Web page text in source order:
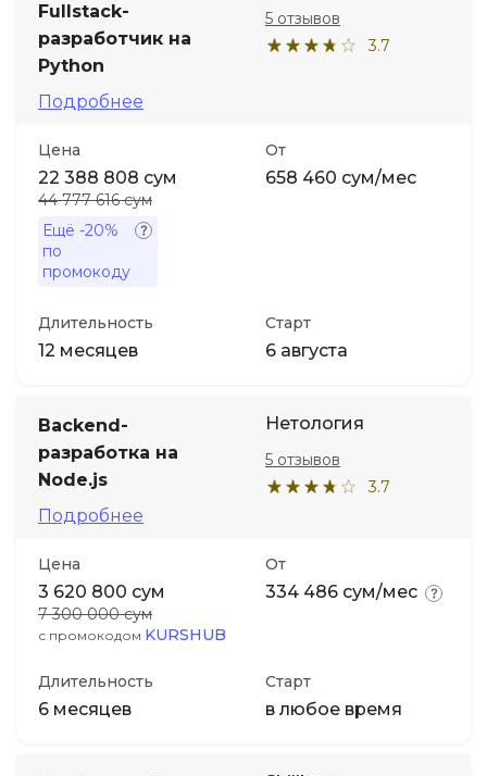
Fullstack-
разработчик на
Python
Подробнее
3.7
5 отзывов
Цена
22 388 808 сум
44 777 616 сум
Ещё -20%
по
промокоду
От
658 460 сум/мес
Длительность
12 месяцев
Старт
6 августа
Backend-
разработка на
Node.js
Подробнее
Нетология
3.7
5 отзывов
Цена
3 620 800 сум
7 300 000 сум
с промокодом KURSHUB
От
334 486 сум/мес
Длительность
6 месяцев
Старт
в любое время
Акции и промокоды